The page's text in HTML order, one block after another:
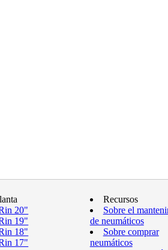
20"
19"
18"
17"
Recursos
Sobre el
de neumáticos
Sobre comprar
neumáticos